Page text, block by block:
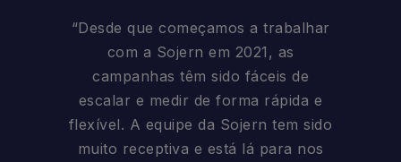
“Desde que começamos a trabalhar
com a Sojern em 2021, as
campanhas têm sido fáceis de
escalar e medir de forma rápida e
flexível. A equipe da Sojern tem sido
muito receptiva e está lá para nos